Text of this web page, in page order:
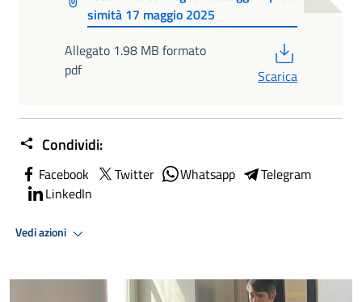
simità 17 maggio 2025
Allegato 1.98 MB formato
pdf
Scarica
Condividi:
Facebook Twitter Whatsapp
Telegram
LinkedIn
Vedi azioni